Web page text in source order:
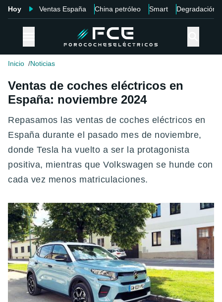
Hoy Ventas España China petróleo Smart Degradación
Inicio Noticias
Ventas de coches eléctricos en
España: noviembre 2024
Repasamos las ventas de coches eléctricos en
España durante el pasado mes de noviembre,
donde Tesla ha vuelto a ser la protagonista
positiva, mientras que Volkswagen se hunde con
cada vez menos matriculaciones.